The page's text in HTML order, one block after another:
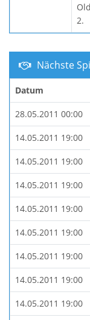
2.
Nächste
Datum
28.05.2011 00:00
14.05.2011 19:00
14.05.2011 19:00
14.05.2011 19:00
14.05.2011 19:00
14.05.2011 19:00
14.05.2011 19:00
14.05.2011 19:00
14.05.2011 19:00